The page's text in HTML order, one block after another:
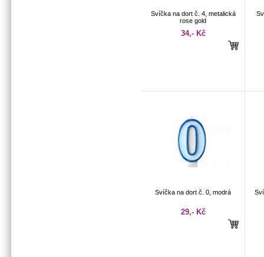
Svíčka na dort č. 4, metalická
rose gold
34,- Kč
Svíčka na dort č. 0, modrá
29,- Kč